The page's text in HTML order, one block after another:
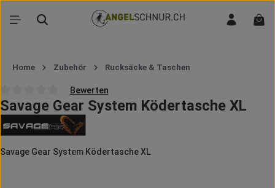
Zum Hauptinhalt springen
Home Zubehör Rucksäcke & Taschen
Durchschnittliche Bewertung von 0 von 5 Sternen
Bewerten
Savage Gear System Ködertasche XL
Savage Gear System Ködertasche XL